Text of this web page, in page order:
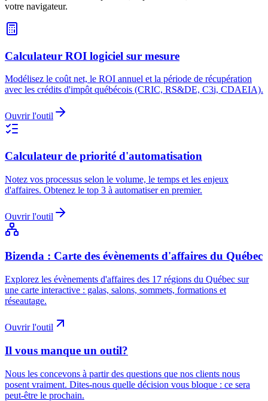
votre navigateur.
Calculateur ROI logiciel sur mesure
Modélisez le coût net, le ROI annuel et la période de récupération
avec les crédits d'impôt québécois (CRIC, RS&DE, C3i, CDAEIA).
Ouvrir l'outil
Calculateur de priorité d'automatisation
Notez vos processus selon le volume, le temps et les enjeux
d'affaires. Obtenez le top 3 à automatiser en premier.
Ouvrir l'outil
Bizenda : Carte des évènements d'affaires du Québec
Explorez les évènements d'affaires des 17 régions du Québec sur
une carte interactive : galas, salons, sommets, formations et
réseautage.
Ouvrir l'outil
Il vous manque un outil?
Nous les concevons à partir des questions que nos clients nous
posent vraiment. Dites-nous quelle décision vous bloque : ce sera
peut-être le prochain.